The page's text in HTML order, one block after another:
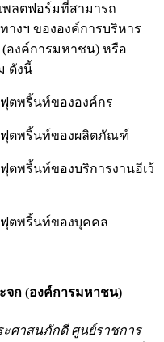
ลตฟอร์มที่สามารถ
างฯ ขององค์การบริหาร
(องค์การมหาชน) หรือ
ดังนี้
ตพริ้นท์ขององค์กร
ฟุตพริ้นท์ของผลิตภัณฑ์
ตพริ้นท์ของบริการงานอีเว้
ตพริ้นท์ของบุคคล
จก (องค์การมหาชน)
ะศาสนภักดี ศูนย์ราชการ